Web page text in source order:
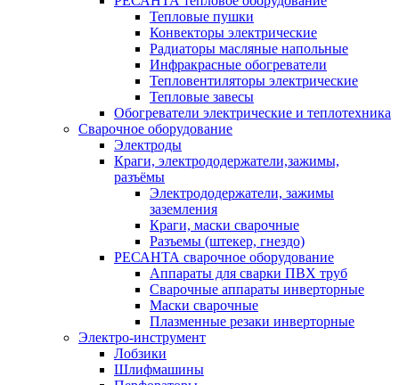
Тепловые пушки
Конвекторы электрические
Радиаторы масляные напольные
Инфракрасные обогреватели
Тепловентиляторы электрические
Тепловые завесы
Обогреватели электрические и теплотехника
Сварочное оборудование
Электроды
Краги, электрододержатели,зажимы,
разъёмы
Электрододержатели, зажимы
заземления
Краги, маски сварочные
Разъемы (штекер, гнездо)
РЕСАНТА сварочное оборудование
Аппараты для сварки ПВХ труб
Сварочные аппараты инверторные
Маски сварочные
Плазменные резаки инверторные
Электро-инструмент
Лобзики
Шлифмашины